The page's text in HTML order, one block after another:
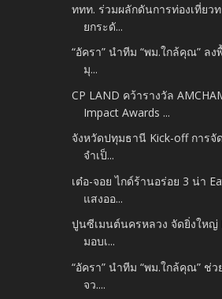
ททท. ร่วมผลักดันการท่องเที่ยว
ยกระดั...
“อัครา” นำทีม “พม.ใกล้คุณ” ล
มุ...
CP LAND คว้ารางวัล
Impact Awards ...
จังหวัดปทุมธานี Kick-off การจั
จำเป็...
เต๋อ-จอย ไกด์ร้านอร่อย 3 น่า
แสงออ...
ปูนซีเมนต์นครหลวง จัดยิ่งใหญ่
มอบเ...
“อัครา” นำทีม “พม.ใกล้คุณ” ช่ว
จว....